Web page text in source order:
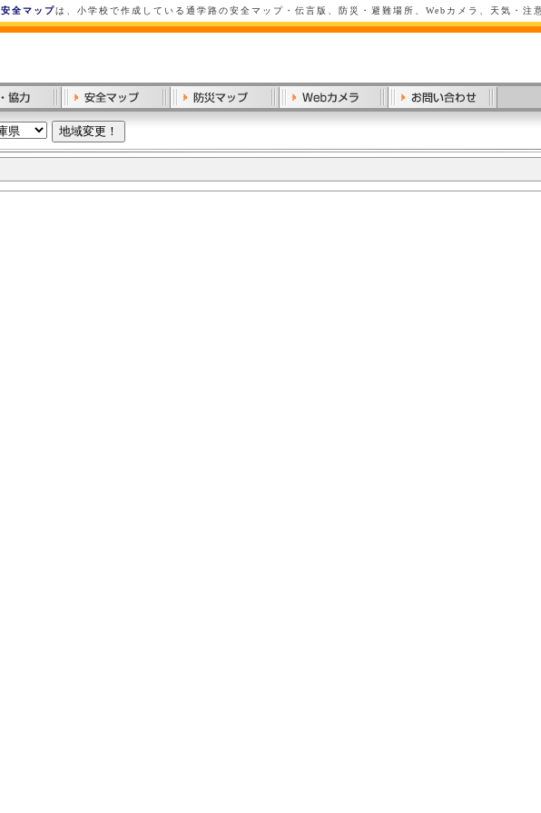
安全マップは、小学校で作成している通学路の安全マップ・伝言版、防災・避難場所、Webカメラ、天気・注